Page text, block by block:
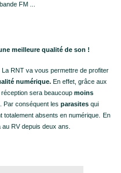
FM ...
meilleure qualité de son !
La RNT va vous permettre de profiter
numérique. En effet, grâce aux
sera beaucoup moins
. Par conséquent les parasites qui
absents en numérique. En
au RV depuis deux ans.